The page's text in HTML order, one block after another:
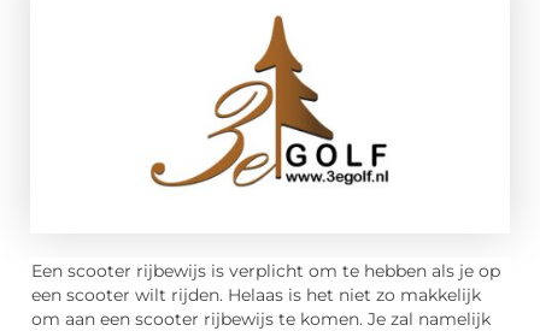
Een scooter rijbewijs is verplicht om te hebben als je op
een scooter wilt rijden. Helaas is het niet zo makkelijk
om aan een scooter rijbewijs te komen. Je zal namelijk